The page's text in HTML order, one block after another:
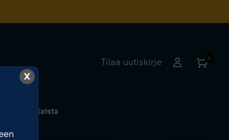
Tilaa uutiskirje 0
Ajankohtaista
X